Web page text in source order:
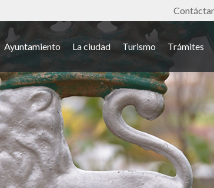
Tools
Ayuntamiento La ciudad Turismo Trámites